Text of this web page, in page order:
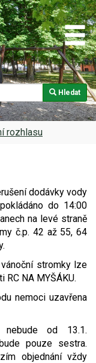
Hledat
rozhlasu
dodávky vody
do 14:00
na levé straně
č.p. 42 až 55, 64
stromky lze
NA MYŠÁKU.
nemoci uzavřena
nebude od 13.1.
pouze sestra.
objednání vždy